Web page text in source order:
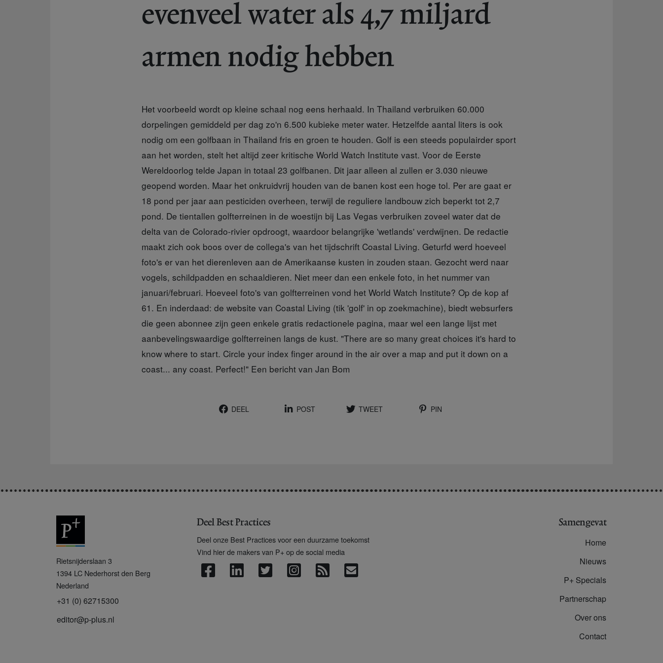
evenveel water als 4,7 miljard
armen nodig hebben
Het voorbeeld wordt op kleine schaal nog eens herhaald. In Thailand verbruiken 60.000
dorpelingen gemiddeld per dag zo'n 6.500 kubieke meter water. Hetzelfde aantal liters is ook
nodig om een golfbaan in Thailand fris en groen te houden. Golf is een steeds populairder sport
aan het worden, stelt het altijd zeer kritische World Watch Institute vast. Voor de Eerste
Wereldoorlog telde Japan in totaal 23 golfbanen. Dit jaar alleen al zullen er 3.030 nieuwe
geopend worden. Maar het onkruidvrij houden van de banen kost een hoge tol. Per are gaat er
18 pond per jaar aan pesticiden overheen, terwijl de reguliere landbouw zich beperkt tot 2,7
pond. De tientallen golfterreinen in de woestijn bij Las Vegas verbruiken zoveel water dat de
delta van de Colorado-rivier opdroogt, waardoor belangrijke 'wetlands' verdwijnen. De redactie
maakt zich ook boos over de collega's van het tijdschrift Coastal Living. Geturfd werd hoeveel
foto's er van het dierenleven aan de Amerikaanse kusten in zouden staan. Gezocht werd naar
vogels, schildpadden en schaaldieren. Niet meer dan een enkele foto, in het nummer van
januari/februari. Hoeveel foto's van golfterreinen vond het World Watch Institute? Op de kop af
61. En inderdaad: de website van Coastal Living (tik 'golf' in op zoekmachine), biedt websurfers
die geen abonnee zijn geen enkele gratis redactionele pagina, maar wel een lange lijst met
aanbevelingswaardige golfterreinen langs de kust. "There are so many great choices it's hard to
know where to start. Circle your index finger around in the air over a map and put it down on a
coast... any coast. Perfect!" Een bericht van Jan Bom
DEEL POST TWEET PIN
+
Rietsnijderslaan 3
1394 LC Nederhorst den Berg
Nederland
+31 (0) 62715300
editor@p-plus.nl
Deel Best Practices
Deel onze Best Practices voor een duurzame toekomst
Vind hier de makers van P+ op de social media
Samengevat
Home
Nieuws
P+ Specials
Partnerschap
Over ons
Contact